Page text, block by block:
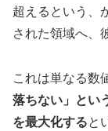
超えるという、
された領域へ、
これは単なる数
落ちない」とい
を最大化すると